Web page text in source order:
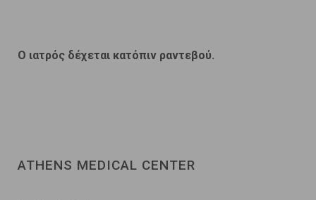
O ιατρός δέχεται κατόπιν ραντεβού.
ATHENS MEDICAL CENTER